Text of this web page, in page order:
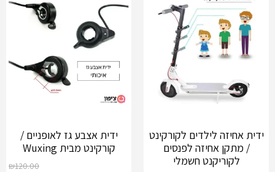
ידית אחיזה לילדים לקורקינט
/ מתקן אחיזה לפנסים
לקוריקנט חשמלי
ידית אצבע גז לאופניים /
קורקינט מבית Wuxing
₪120.00